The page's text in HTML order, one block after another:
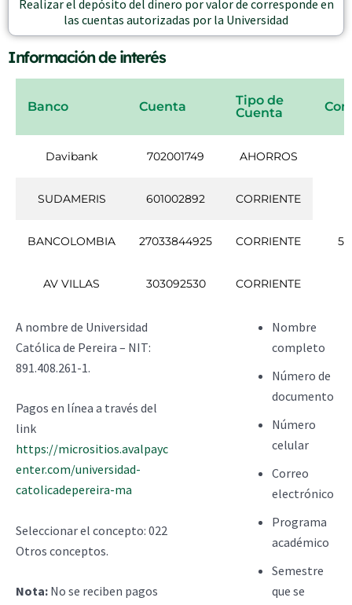
Realizar el depósito del dinero por valor de corresponde en
las cuentas autorizadas por la Universidad
Información de interés
Banco Cuenta
Tipo de
Cuenta
Davibank 702001749 AHORROS
SUDAMERIS 601002892 CORRIENTE
BANCOLOMBIA 27033844925 CORRIENTE
AV VILLAS 303092530 CORRIENTE
A nombre de Universidad
Católica de Pereira – NIT:
891.408.261-1.
Pagos en línea a través del
link
https://micrositios.avalpayc
enter.com/universidad-
catolicadepereira-ma
Seleccionar el concepto: 022
Otros conceptos.
Nota: No se reciben pagos
Nombre
completo
Número de
documento
Número
celular
Correo
electrónico
Programa
académico
Semestre
que se